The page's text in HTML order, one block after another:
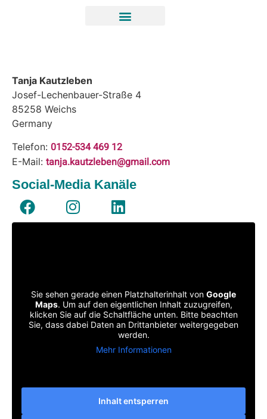
Tanja Kautzleben
Josef-Lechenbauer-Straße 4
85258 Weichs
Germany
Telefon: 0152-534 469 12
E-Mail: tanja.kautzleben@gmail.com
Social-Media Kanäle
Sie sehen gerade einen Platzhalterinhalt von Google
Maps. Um auf den eigentlichen Inhalt zuzugreifen,
klicken Sie auf die Schaltfläche unten. Bitte beachten
Sie, dass dabei Daten an Drittanbieter weitergegeben
werden.
Mehr Informationen
Inhalt entsperren